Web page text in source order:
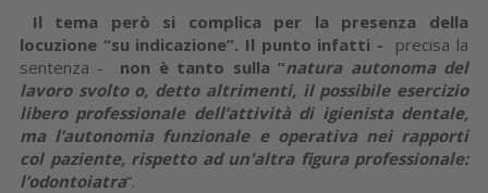
Il tema però si complica per la presenza della
locuzione “su indicazione”. Il punto infatti -
precisa la
sentenza - non è tanto sulla “natura autonoma del
lavoro svolto o, detto altrimenti, il possibile esercizio
libero professionale dell’attività di igienista dentale,
ma l’autonomia funzionale e operativa nei rapporti
col paziente, rispetto ad un'altra figura professionale:
l’odontoiatra”.